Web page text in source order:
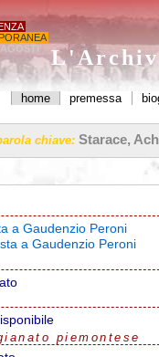
home premessa
chiave: Starace,
a Gaudenzio Peroni
a Gaudenzio Peroni
piemontese